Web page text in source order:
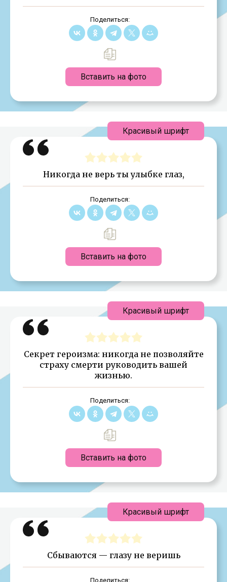
Поделиться:
Вставить на фото
Никогда не верь ты улыбке глаз,
Поделиться:
Вставить на фото
Красивый шрифт
Секрет героизма: никогда не позволяйте
страху смерти руководить вашей
жизнью.
Поделиться:
Вставить на фото
Красивый шрифт
Сбываются — глазу не веришь
Поделиться:
Красивый шрифт